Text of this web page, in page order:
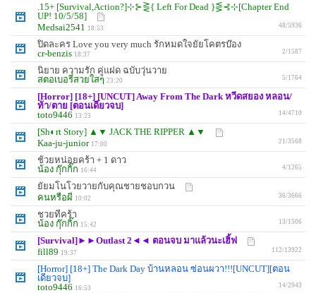
.15+ [Survival,Action?]⊹⊱⋛{ Left For Dead }⋚⊰⊹[Chapter End
UP! 10/5/58]
Medsai2541
18:53 48/5936
ปิดละคร Love you very much รักหมดใจยัยโคตรบ๊อง
cr-benzis 18:37 2/1587
นิยาย ความรัก คู่แฝด ฉบับวุ่นวาย
สตอเบอรี่สวยใสๆ 23:20 5/1764
[Horror] [18+] [UNCUT] Away From The Dark หวีดสยอง หลอน/
ท้า/ตาย [ตอนเดียวจบ]
toto9446 13:23 14/4710
[Sh◐rt Story] ▲▼ JACK THE RIPPER ▲▼
Kaa-ju-junior 17:00 21/3568
ช้วยหน่อยคร้า + 1 ดาว
น้อง กุ๊กกิ๊ก 16:44 4/1265
ยัยมโนโวยวายกับคุณชายชอบกวน
คนหรือผี 10:02 36/3666
ชวยทีคร้า
น้อง กุ๊กกิ๊ก 15:42 13/1506
[Survival]►►Outlast 2◄◄ ตอนจบ มาแล้วนะเฮิ้ฟ
fill89 19:37 112/13922
[Horror] [18+] The Dark Day บ้านหลอน ซ่อนผวา!!![UNCUT][ตอน
เดียวจบ]
toto9446 16:53 14/2943